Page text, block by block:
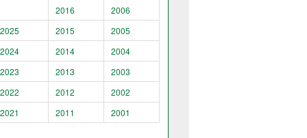
2016
2006
2025
2015
2005
2024
2014
2004
2023
2013
2003
2022
2012
2002
2021
2011 2001